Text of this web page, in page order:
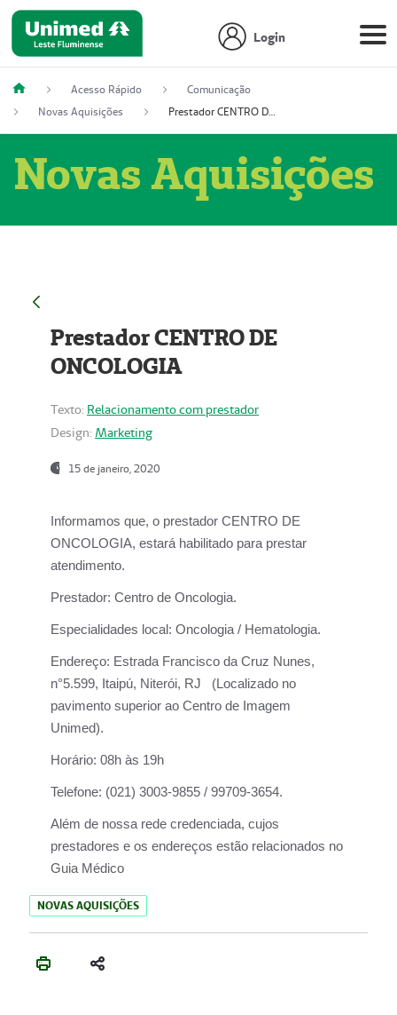
Login
Acesso Rápido
Comunicação
Novas Aquisições
Prestador CENTRO DE ONCOLOGIA
Novas Aquisições
Prestador CENTRO DE
ONCOLOGIA
Texto: Relacionamento com prestador
Design: Marketing
15 de janeiro, 2020
Informamos que, o prestador CENTRO DE
ONCOLOGIA, estará habilitado para prestar
atendimento.
Prestador: Centro de Oncologia.
Especialidades local: Oncologia / Hematologia.
Endereço: Estrada Francisco da Cruz Nunes,
n°5.599, Itaipú, Niterói, RJ (Localizado no
pavimento superior ao Centro de Imagem
Unimed).
Horário: 08h às 19h
Telefone: (021) 3003-9855 / 99709-3654.
Além de nossa rede credenciada, cujos
prestadores e os endereços estão relacionados no
Guia Médico
NOVAS AQUISIÇÕES